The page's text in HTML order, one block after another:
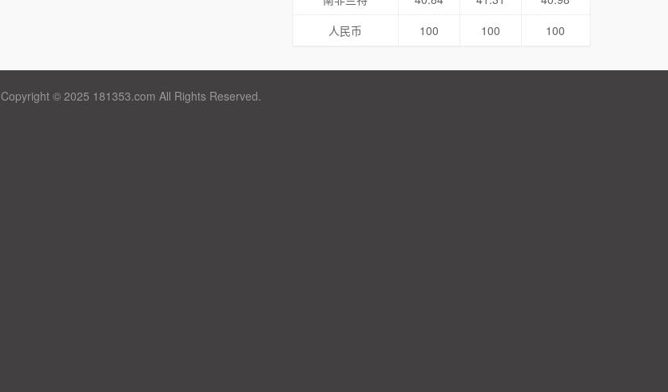
人民币
100 100 100
Copyright © 2025 181353.com All Rights Reserved.